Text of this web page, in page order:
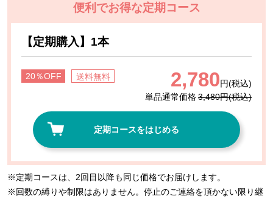
便利でお得な定期コース
【定期購入】1本
20％OFF 送料無料 2,780円(税込)
単品通常価格 3,480円(税込)
定期コースをはじめる
定期コースは、2回目以降も同じ価格でお届けします。
回数の縛りや制限はありません。停止のご連絡を頂かない限り継